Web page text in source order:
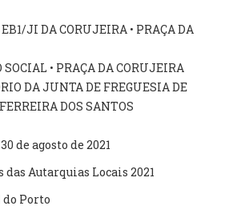
JI DA CORUJEIRA • PRAÇA DA
SOCIAL • PRAÇA DA CORUJEIRA
DA JUNTA DE FREGUESIA DE
DOS SANTOS
de agosto de 2021
das Autarquias Locais 2021
Porto